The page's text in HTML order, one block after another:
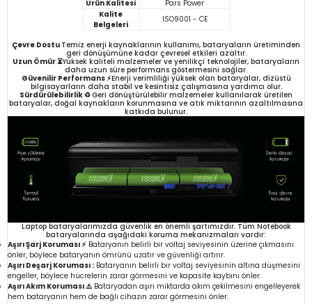
Ürün Kalitesi
Pars Power
Kalite
Belgeleri
ISO9001 - CE
Çevre Dostu Temiz enerji kaynaklarının kullanımı, bataryaların üretiminden
geri dönüşümüne kadar çevresel etkileri azaltır.
Uzun Ömür ⏳Yüksek kaliteli malzemeler ve yenilikçi teknolojiler, bataryaların
daha uzun süre performans göstermesini sağlar.
Güvenilir Performans ⚡Enerji verimliliği yüksek olan bataryalar, dizüstü
bilgisayarların daha stabil ve kesintisiz çalışmasına yardımcı olur.
Sürdürülebilirlik ♻️Geri dönüştürülebilir malzemeler kullanılarak üretilen
bataryalar, doğal kaynakların korunmasına ve atık miktarının azaltılmasına
katkıda bulunur.
Laptop bataryalarımızda güvenlik en önemli şartımızdır. Tüm Notebook
bataryalarında aşağıdaki koruma mekanizmaları vardır:
Aşırı Şarj Koruması ⚡ Bataryanın belirli bir voltaj seviyesinin üzerine çıkmasını
önler, böylece bataryanın ömrünü uzatır ve güvenliği artırır.
Aşırı Deşarj Koruması : Bataryanın belirli bir voltaj seviyesinin altına düşmesini
engeller, böylece hücrelerin zarar görmesini ve kapasite kaybını önler.
Aşırı Akım Koruması ⚠️Bataryadan aşırı miktarda akım çekilmesini engelleyerek
hem bataryanın hem de bağlı cihazın zarar görmesini önler.